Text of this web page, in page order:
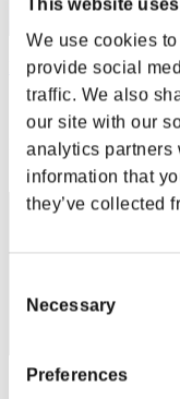
This website
We use cookies
provide social
traffic. We also
our site with our
analytics partners
information that
they’ve collected
Selection
Necessary
Preferences
Darky
スコア:Lv:1/03'35"17
RANK
12
スコア: -